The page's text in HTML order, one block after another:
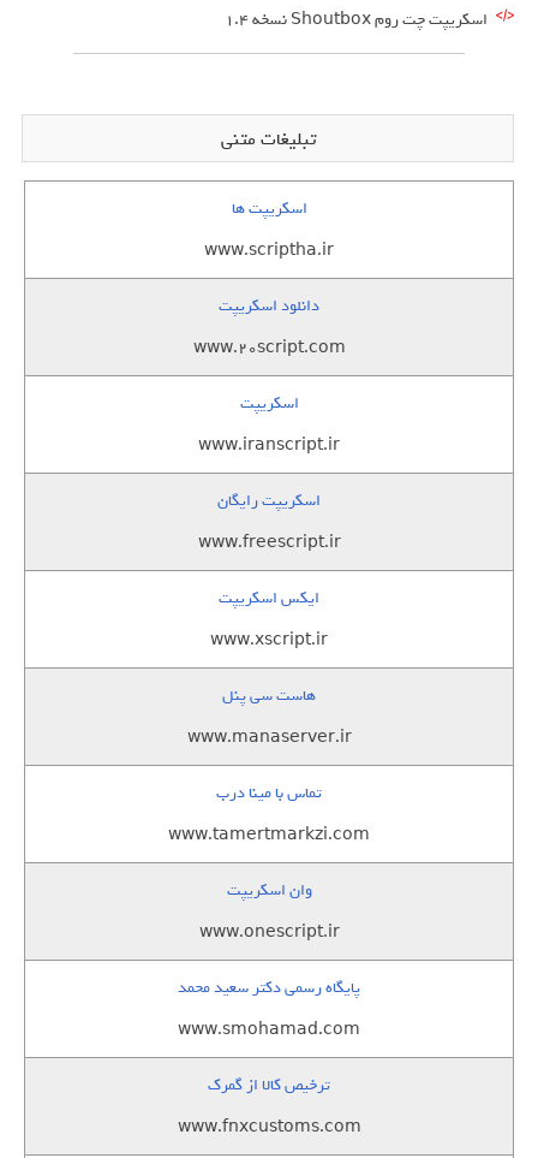
اسکریپت چت روم Shoutbox نسخه 1.4
تبلیغات متنی
اسکریپت ها
www.scriptha.ir
دانلود اسکریپت
www.20script.com
اسکریپت
www.iranscript.ir
اسکریپت رایگان
www.freescript.ir
ایکس اسکریپت
www.xscript.ir
هاست سی پنل
www.manaserver.ir
تماس با مینا درب
www.tamertmarkzi.com
وان اسکریپت
www.onescript.ir
پایگاه رسمی دکتر سعید محمد
www.smohamad.com
ترخیص کالا از گمرک
www.fnxcustoms.com